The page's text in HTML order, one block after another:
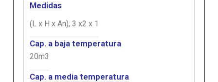
Medidas
(L x H x An), 3 x2 x 1
Cap. a baja temperatura
20m3
Cap. a media temperatura